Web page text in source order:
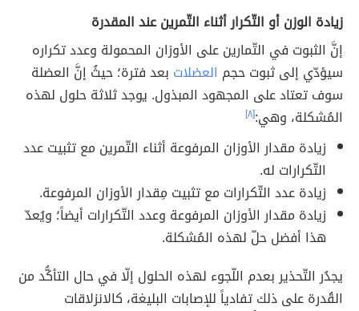
زيادة الوزن أو التّكرار أثناء التّمرين عند المقدرة
إنَّ الثبوت في التّمارين على الأوزان المحمولة وعدد تكراره
سيؤدّي إلى ثبوت حجم العضلات بعد فترة؛ حيثُ إنَّ العضلة
سوف تعتاد على المجهود المبذول. يوجد ثلاثة حلول لهذه
المُشكلة، وهي:[٨]
زيادة مقدار الأوزان المرفوعة أثناء التّمرين مع تثبيت عدد
التّكرارات له.
زيادة عدد التّكرارات مع تثبيت مِقدار الأوزان المرفوعة.
زيادة مقدار الأوزان المرفوعة وعدد التّكرارات أيضاً؛ ويُعدّ
هذا أفضل حلّ لهذه المُشكلة.
يجدُر التّحذير بعدم اللّجوء لهذه الحلول إلّا في حال التأكُّد من
القُدرة على ذلك تفادياً للإصابات البليغة، كالانزلاقات